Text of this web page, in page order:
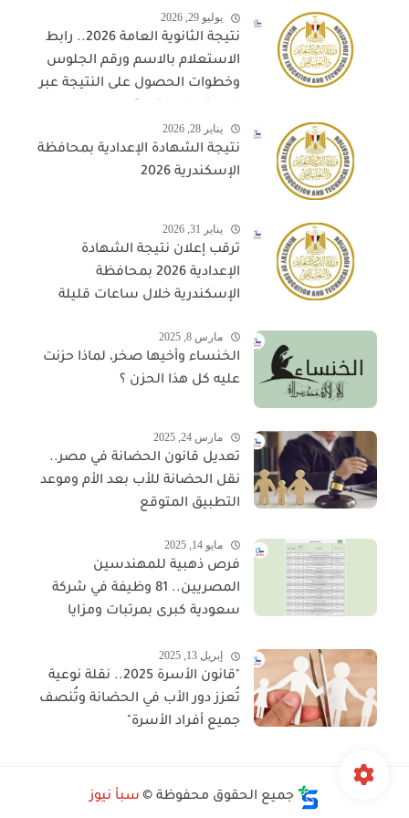
يوليو 29, 2026
نتيجة الثانوية العامة 2026.. رابط
الاستعلام بالاسم ورقم الجلوس
وخطوات الحصول على النتيجة عبر
يناير 28, 2026
نتيجة الشهادة الإعدادية بمحافظة
الإسكندرية 2026
يناير 31, 2026
ترقب إعلان نتيجة الشهادة
الإعدادية 2026 بمحافظة
الإسكندرية خلال ساعات قليلة
مارس 8, 2025
الخنساء وأخيها صخر، لماذا حزنت
عليه كل هذا الحزن ؟
مارس 24, 2025
تعديل قانون الحضانة في مصر..
نقل الحضانة للأب بعد الأم وموعد
التطبيق المتوقع
مايو 14, 2025
فرص ذهبية للمهندسين
المصريين.. 81 وظيفة في شركة
سعودية كبرى بمرتبات ومزايا
إبريل 13, 2025
"قانون الأسرة 2025.. نقلة نوعية
تُعزز دور الأب في الحضانة وتُنصف
جميع أفراد الأسرة"
جميع الحقوق محفوظة © سبأ نيوز